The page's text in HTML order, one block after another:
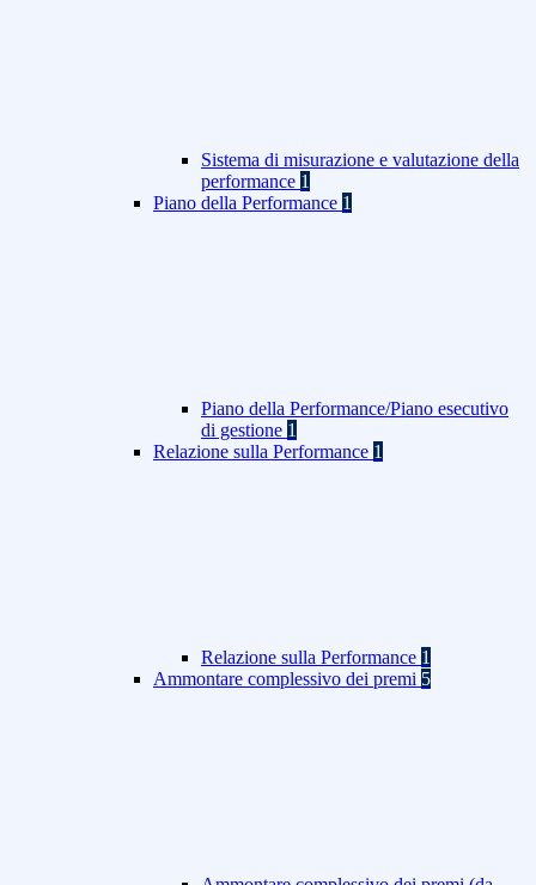
Sistema di misurazione e valutazione della
performance 1
Piano della Performance 1
Piano della Performance/Piano esecutivo
di gestione 1
Relazione sulla Performance 1
Relazione sulla Performance 1
Ammontare complessivo dei premi 5